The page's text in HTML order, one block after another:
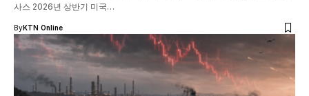
사스 2026년 상반기 미국…
ByKTN Online